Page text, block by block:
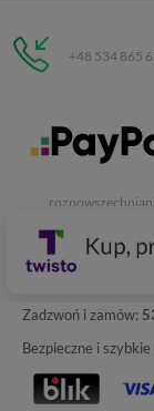
Zadzwoń i zamów:
Bezpieczne i szybkie
+48 534 865
C.H. Respan,
35-326